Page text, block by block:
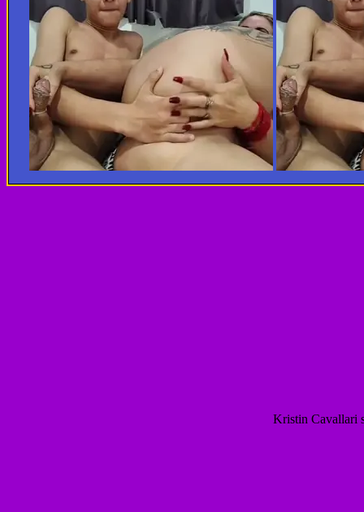
Kristin Cavallari